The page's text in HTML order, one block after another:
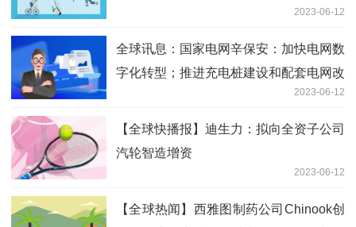
2023-06-12
全球讯息：国家电网辛保安：加快电网数
字化转型；推进充电桩建设和配套电网改
2023-06-12
【全球快播报】迪生力：拟向全资子公司
汽轮智造增资
2023-06-12
【全球热闻】西雅图制药公司Chinook创